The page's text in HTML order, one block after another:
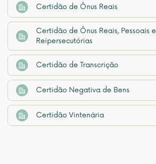
Certidão de Ônus Reais
Certidão de Ônus Reais, Pessoais e
Reipersecutórias
Certidão de Transcrição
Certidão Negativa de Bens
Certidão Vintenária